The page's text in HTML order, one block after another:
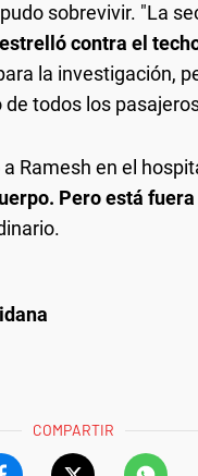
sobrevivir. "La
contra el
la investigación,
todos los
Ramesh en el
Pero está
COMPARTIR